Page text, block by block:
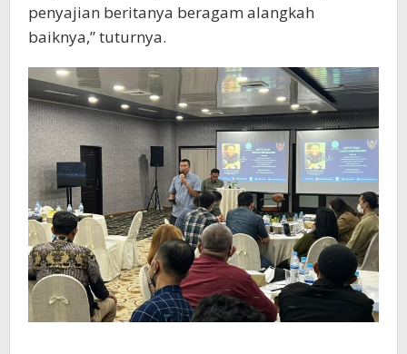
penyajian beritanya beragam alangkah
baiknya,” tuturnya.